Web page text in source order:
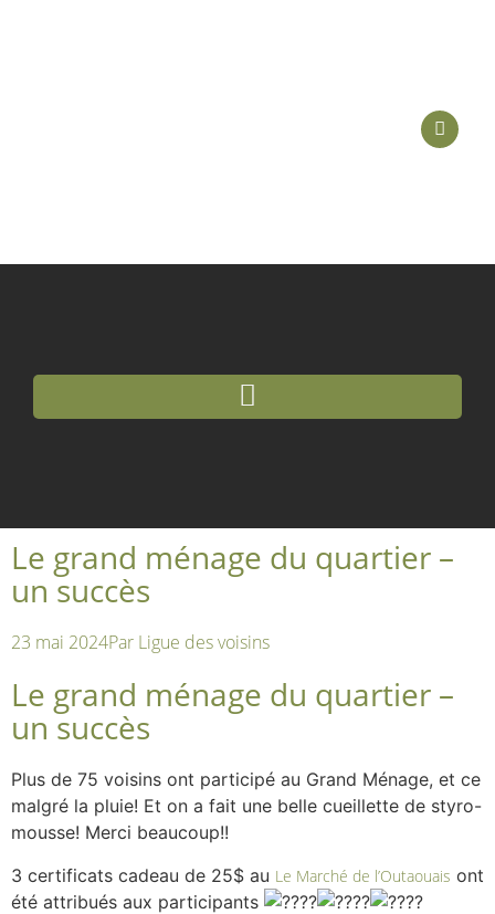
Le grand ménage du quartier –
un succès
23 mai 2024Par Ligue des voisins
Le grand ménage du quartier –
un succès
Plus de 75 voisins ont participé au Grand Ménage, et ce
malgré la pluie! Et on a fait une belle cueillette de styro-
mousse! Merci beaucoup!!
3 certificats cadeau de 25$ au Le Marché de l’Outaouais ont
été attribués aux participants